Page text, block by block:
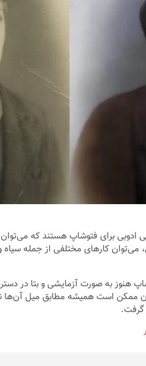
برای فتوشاپ هستند که می‌توان
می‌توان کارهای مختلفی از جمله
هنوز به صورت آزمایشی و بتا در
آن ممکن است همیشه مطابق میل آن‌ها
گرفت.